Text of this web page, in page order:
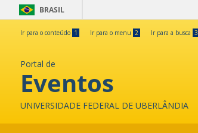
BRASIL
Ir para o conteúdo 1 Ir para o menu 2 Ir para a busca 3
Portal de
Eventos
UNIVERSIDADE FEDERAL DE UBERLÂNDIA